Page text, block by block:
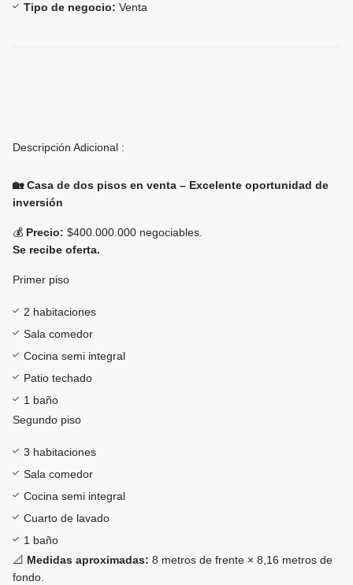
Tipo de negocio: Venta
Descripción Adicional :
🏡 Casa de dos pisos en venta – Excelente oportunidad de
inversión
💰 Precio: $400.000.000 negociables.
Se recibe oferta.
Primer piso
2 habitaciones
Sala comedor
Cocina semi integral
Patio techado
1 baño
Segundo piso
3 habitaciones
Sala comedor
Cocina semi integral
Cuarto de lavado
1 baño
📐 Medidas aproximadas: 8 metros de frente × 8,16 metros de
fondo.